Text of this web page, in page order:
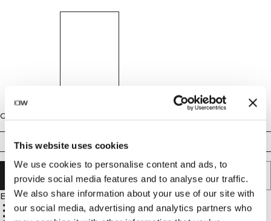
This website uses cookies
We use cookies to personalise content and ads, to
provide social media features and to analyse our traffic.
We also share information about your use of our site with
our social media, advertising and analytics partners who
Größe
S
IN DEN WARENKORB LEGEN
Beschreibung
81% Polyester, 14% Baumwolle, 5% Elastan
Schnelltrocknend